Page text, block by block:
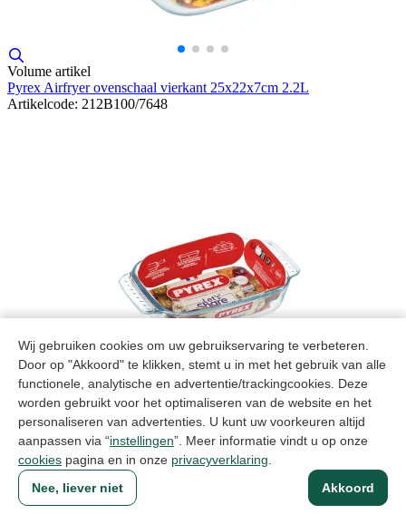
Wij gebruiken cookies om uw gebruikservaring te verbeteren.
Door op "Akkoord" te klikken, stemt u in met het gebruik van alle
functionele, analytische en advertentie/trackingcookies. Deze
worden gebruikt voor het optimaliseren van de website en het
personaliseren van advertenties. U kunt uw voorkeuren altijd
aanpassen via “instellingen”. Meer informatie vindt u op onze
cookies pagina en in onze privacyverklaring
Akkoord
Nee, liever niet
Volume artikel
Pyrex Airfryer ovenschaal vierkant 25x22x7cm 2.2L
Artikelcode: 212B100/7648
Volume artikel
Pyrex Classic Easy Grip ovenschaal 22x13x5cm 0,7L
Artikelcode: 228B000